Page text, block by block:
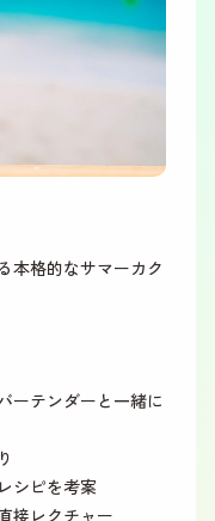
本格的なサマーカク
ーテンダーと一緒に
シピを考案
接レクチャー